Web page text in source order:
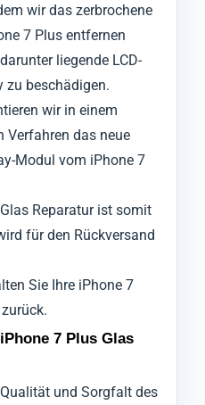
wir das zerbrochene
7 Plus entfernen
liegende LCD-
zu beschädigen.
wir in einem
Verfahren das neue
Modul vom iPhone 7
Reparatur ist somit
für den Rückversand
Sie Ihre iPhone 7
7 Plus Glas
und Sorgfalt des